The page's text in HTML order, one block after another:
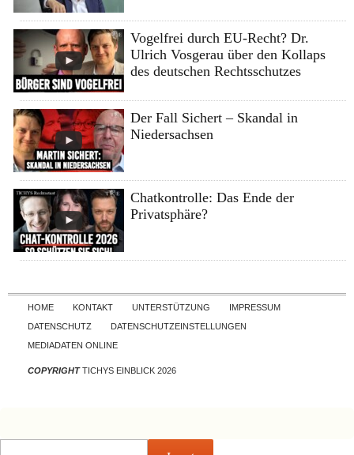
Vogelfrei durch EU-Recht? Dr.
Ulrich Vosgerau über den Kollaps
des deutschen Rechtsschutzes
Der Fall Sichert – Skandal in
Niedersachsen
Chatkontrolle: Das Ende der
Privatsphäre?
Skip to content
HOME KONTAKT UNTERSTÜTZUNG
IMPRESSUM
DATENSCHUTZ
DATENSCHUTZEINSTELLUNGEN
MEDIADATEN ONLINE
COPYRIGHTTICHYS EINBLICK 2026